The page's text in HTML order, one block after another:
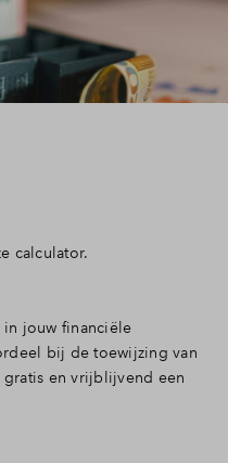
calculator.
in jouw financiële
bij de toewijzing van
en vrijblijvend een